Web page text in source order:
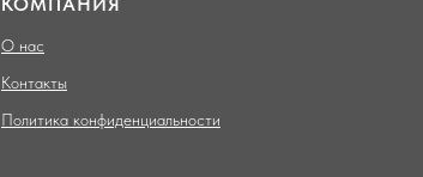
О нас
Контакты
Политика конфиденциальности